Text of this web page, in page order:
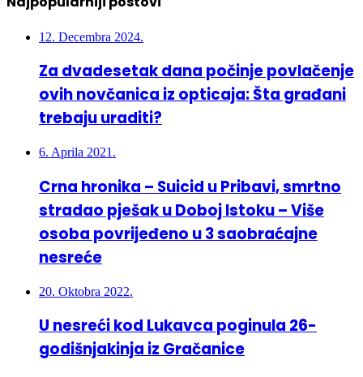
12. Decembra 2024.
Za dvadesetak dana počinje povlačenje
ovih novčanica iz opticaja: Šta građani
trebaju uraditi?
6. Aprila 2021.
Crna hronika – Suicid u Pribavi, smrtno
stradao pješak u Doboj Istoku – Više
osoba povrijeđeno u 3 saobraćajne
nesreće
20. Oktobra 2022.
U nesreći kod Lukavca poginula 26-
godišnjakinja iz Gračanice